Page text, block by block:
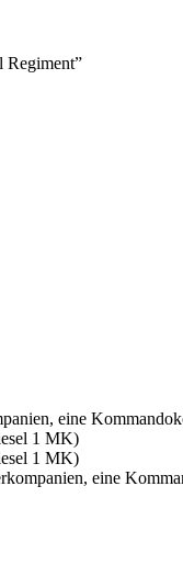
Regiment”
eine
1 MK)
1 MK)
eine